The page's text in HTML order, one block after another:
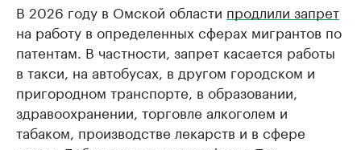
В 2026 году в Омской области продлили запрет
на работу в определенных сферах мигрантов по
патентам. В частности, запрет касается работы
в такси, на автобусах, в другом городском и
пригородном транспорте, в образовании,
здравоохранении, торговле алкоголем и
табаком, производстве лекарств и в сфере